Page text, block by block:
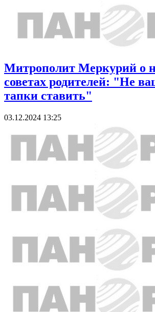
Митрополит Меркурий о
советах родителей: "Не
тапки ставить"
03.12.2024 13:25